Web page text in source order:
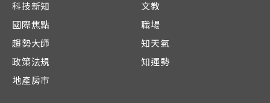
科技新知
國際焦點
趨勢大師
政策法規
地產房市
文教
職場
知天氣
知運勢